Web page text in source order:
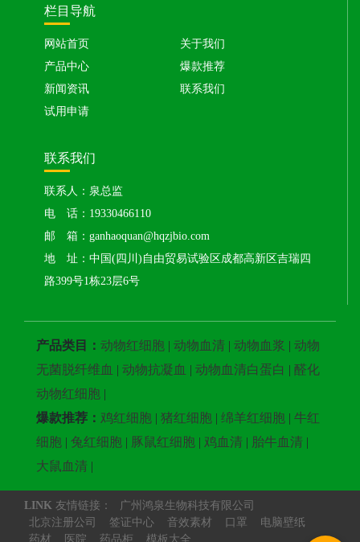
栏目导航
网站首页
关于我们
产品中心
爆款推荐
新闻资讯
联系我们
试用申请
联系我们
联系人：泉总监
电 话：19330466110
邮 箱：ganhaoquan@hqzjbio.com
地 址：中国(四川)自由贸易试验区成都高新区吉瑞四
路399号1栋23层6号
产品类目： 动物红细胞 | 动物血清 | 动物血浆 | 动物
无菌脱纤维血 | 动物抗凝血 | 动物血清白蛋白 | 醛化
动物红细胞 |
爆款推荐： 鸡红细胞 | 猪红细胞 | 绵羊红细胞 | 牛红
细胞 | 兔红细胞 | 豚鼠红细胞 | 鸡血清 | 胎牛血清 |
大鼠血清 |
LINK 友情链接：
广州鸿泉生物科技有限公司
北京注册公司
签证中心 音效素材 口罩
电脑壁纸
药材
医院 药品柜 模板大全